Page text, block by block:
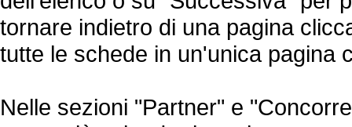
tornare indietro di una pagina
tutte le schede in un'unica pagina
Nelle sezioni "Partner" e